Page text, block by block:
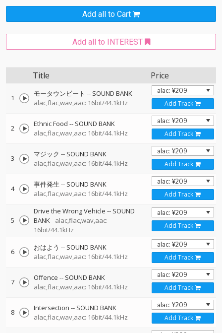
Add all to Cart
Add all to INTEREST
Title Price
1 モータウンビート -- SOUND BANK
alac,flac,wav,aac: 16bit/44.1kHz
Add Track
2 Ethnic Food -- SOUND BANK
alac,flac,wav,aac: 16bit/44.1kHz
Add Track
3 マジック -- SOUND BANK
alac,flac,wav,aac: 16bit/44.1kHz
Add Track
4 事件発生 -- SOUND BANK
alac,flac,wav,aac: 16bit/44.1kHz
Add Track
5
Drive the Wrong Vehicle -- SOUND
BANK
alac,flac,wav,aac:
16bit/44.1kHz
Add Track
6 おはよう -- SOUND BANK
alac,flac,wav,aac: 16bit/44.1kHz
Add Track
7 Offence -- SOUND BANK
alac,flac,wav,aac: 16bit/44.1kHz
Add Track
8 Intersection -- SOUND BANK
alac,flac,wav,aac: 16bit/44.1kHz
Add Track